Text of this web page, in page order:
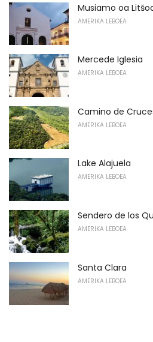
Musiamo oa
AMERIKA LEBOEA
Mercede Iglesia
AMERIKA LEBOEA
Camino de
AMERIKA LEBOEA
Lake Alajuela
AMERIKA LEBOEA
Sendero de los
AMERIKA LEBOEA
Santa Clara
AMERIKA LEBOEA